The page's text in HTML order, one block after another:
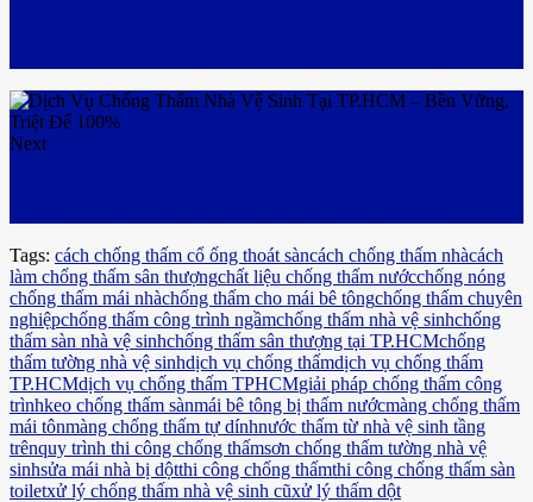
Next
Tags: cách chống thấm cổ ống thoát sàncách chống thấm nhàcách
làm chống thấm sân thượngchất liệu chống thấm nướcchống nóng
chống thấm mái nhàchống thấm cho mái bê tôngchống thấm chuyên
nghiệpchống thấm công trình ngầmchống thấm nhà vệ sinhchống
thấm sàn nhà vệ sinhchống thấm sân thượng tại TP.HCMchống
thấm tường nhà vệ sinhdịch vụ chống thấmdịch vụ chống thấm
TP.HCMdịch vụ chống thấm TPHCMgiải pháp chống thấm công
trìnhkeo chống thấm sànmái bê tông bị thấm nướcmàng chống thấm
mái tônmàng chống thấm tự dínhnước thấm từ nhà vệ sinh tầng
trênquy trình thi công chống thấmsơn chống thấm tường nhà vệ
sinhsửa mái nhà bị dộtthi công chống thấmthi công chống thấm sàn
toiletxử lý chống thấm nhà vệ sinh cũxử lý thấm dột